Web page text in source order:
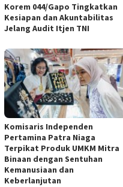
Korem 044/Gapo Tingkatkan
Kesiapan dan Akuntabilitas
Jelang Audit Itjen TNI
Komisaris Independen
Pertamina Patra Niaga
Terpikat Produk UMKM Mitra
Binaan dengan Sentuhan
Kemanusiaan dan
Keberlanjutan